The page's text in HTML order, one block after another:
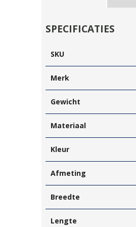
SPECIFICATIES
SKU
Merk
Gewicht
Materiaal
Kleur
Afmeting
Breedte
Lengte